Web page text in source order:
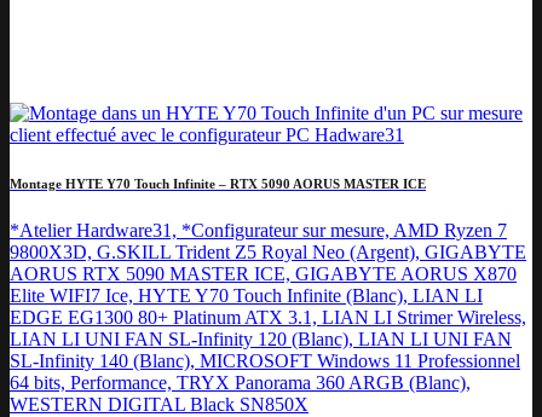
Montage HYTE Y70 Touch Infinite – RTX 5090 AORUS MASTER ICE
*Atelier Hardware31, *Configurateur sur mesure, AMD Ryzen 7
9800X3D, G.SKILL Trident Z5 Royal Neo (Argent), GIGABYTE
AORUS RTX 5090 MASTER ICE, GIGABYTE AORUS X870
Elite WIFI7 Ice, HYTE Y70 Touch Infinite (Blanc), LIAN LI
EDGE EG1300 80+ Platinum ATX 3.1, LIAN LI Strimer Wireless,
LIAN LI UNI FAN SL-Infinity 120 (Blanc), LIAN LI UNI FAN
SL-Infinity 140 (Blanc), MICROSOFT Windows 11 Professionnel
64 bits, Performance, TRYX Panorama 360 ARGB (Blanc),
WESTERN DIGITAL Black SN850X